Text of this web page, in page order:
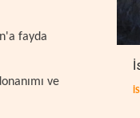
fayda
ve